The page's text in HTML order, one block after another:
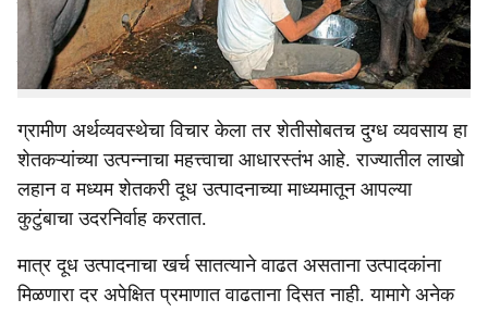
बनेल. मात्र, यासाठी भेसळविरोधी कठोर कारवाई, गुणवत्ता आधारित
दर प्रणाली, सहकारी संस्थांचे सक्षमीकरण आणि उत्पादन खर्च कमी
करण्याच्या उपाययोजना यांची जोड आवश्यक आहे.
ग्रामीण अर्थव्यवस्थेचा विचार केला तर शेतीसोबतच दुग्ध व्यवसाय हा
शेतकऱ्यांच्या उत्पन्नाचा महत्त्वाचा आधारस्तंभ आहे. राज्यातील लाखो
लहान व मध्यम शेतकरी दूध उत्पादनाच्या माध्यमातून आपल्या
कुटुंबाचा उदरनिर्वाह करतात.
मात्र दूध उत्पादनाचा खर्च सातत्याने वाढत असताना उत्पादकांना
मिळणारा दर अपेक्षित प्रमाणात वाढताना दिसत नाही. यामागे अनेक